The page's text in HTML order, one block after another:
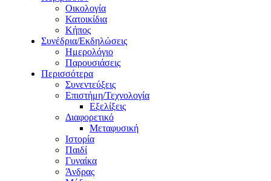
Οικολογία
Κατοικίδια
Κήπος
Συνέδρια/Εκδηλώσεις
Ημερολόγιο
Παρουσιάσεις
Περισσότερα
Συνεντεύξεις
Επιστήμη/Τεχνολογία
Εξελίξεις
Διαφορετικό
Μεταφυσική
Ιστορία
Παιδί
Γυναίκα
Άνδρας